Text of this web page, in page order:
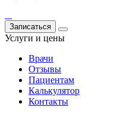
Записаться
Услуги и цены
Врачи
Отзывы
Пациентам
Калькулятор
Контакты